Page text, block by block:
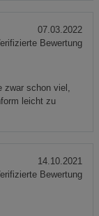
zwar schon viel,
leicht zu
07.03.2022
Bewertung
14.10.2021
Bewertung